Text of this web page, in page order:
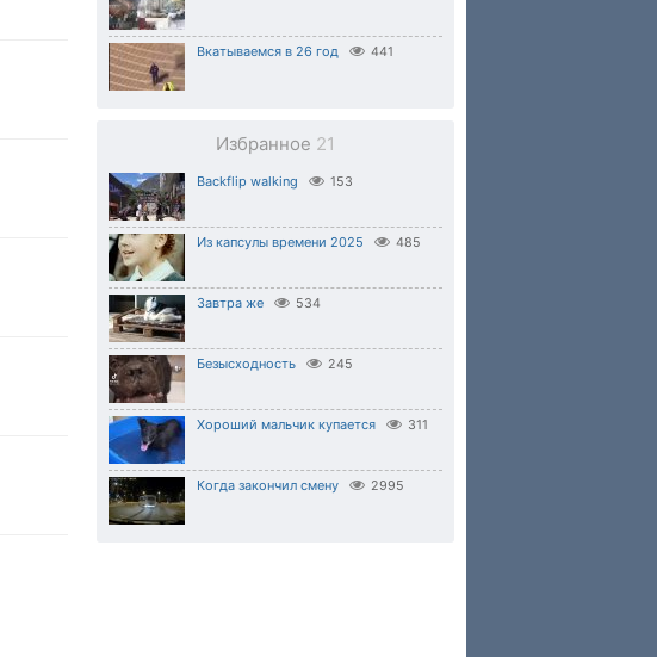
Вкатываемся в 26 год 441
Избранное 21
Backflip walking 153
Из капсулы времени 2025 485
Завтра же 534
Безысходность 245
Хороший мальчик купается 311
Когда закончил смену 2995